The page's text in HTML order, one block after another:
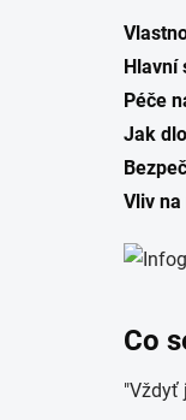
Hlavní
Péče
Jak
Vliv
Co
"Vždyť